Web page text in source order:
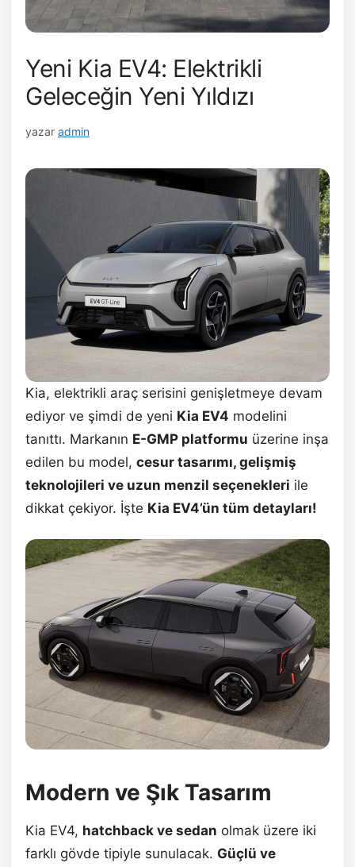
Yeni Kia EV4: Elektrikli
Geleceğin Yeni Yıldızı
yazar admin
Kia, elektrikli araç serisini genişletmeye devam
ediyor ve şimdi de yeni Kia EV4 modelini
tanıttı. Markanın E-GMP platformu üzerine inşa
edilen bu model, cesur tasarımı, gelişmiş
teknolojileri ve uzun menzil seçenekleri ile
dikkat çekiyor. İşte Kia EV4’ün tüm detayları!
Modern ve Şık Tasarım
Kia EV4, hatchback ve sedan olmak üzere iki
farklı gövde tipiyle sunulacak. Güçlü ve